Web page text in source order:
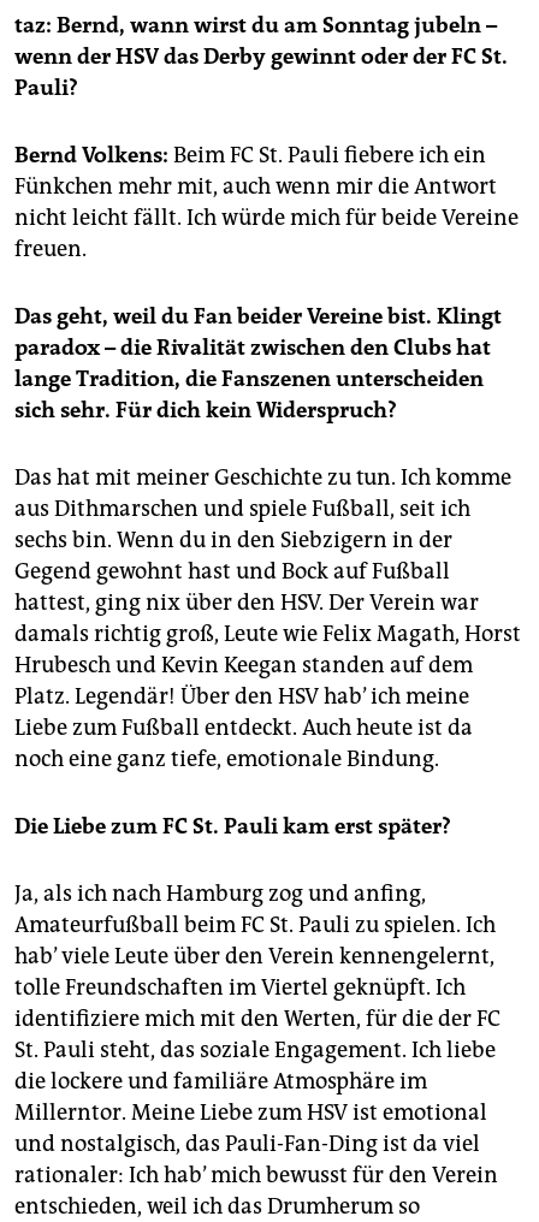
fragen & hilfe
unterstützen
genossenschaft
epaper login
taz: Bernd, wann wirst du am Sonntag jubeln –
wenn der HSV das Derby gewinnt oder der FC St.
Pauli?
Bernd Volkens: Beim FC St. Pauli fiebere ich ein
Fünkchen mehr mit, auch wenn mir die Antwort
nicht leicht fällt. Ich würde mich für beide Vereine
freuen.
Das geht, weil du Fan beider Vereine bist. Klingt
paradox – die Rivalität zwischen den Clubs hat
lange Tradition, die Fanszenen unterscheiden
sich sehr. Für dich kein Widerspruch?
Das hat mit meiner Geschichte zu tun. Ich komme
aus Dithmarschen und spiele Fußball, seit ich
sechs bin. Wenn du in den Siebzigern in der
Gegend gewohnt hast und Bock auf Fußball
hattest, ging nix über den HSV. Der Verein war
damals richtig groß, Leute wie Felix Magath, Horst
Hrubesch und Kevin Keegan standen auf dem
Platz. Legendär! Über den HSV hab’ ich meine
Liebe zum Fußball entdeckt. Auch heute ist da
noch eine ganz tiefe, emotionale Bindung.
Die Liebe zum FC St. Pauli kam erst später?
Ja, als ich nach Hamburg zog und anfing,
Amateurfußball beim FC St. Pauli zu spielen. Ich
hab’ viele Leute über den Verein kennengelernt,
tolle Freundschaften im Viertel geknüpft. Ich
identifiziere mich mit den Werten, für die der FC
St. Pauli steht, das soziale Engagement. Ich liebe
die lockere und familiäre Atmosphäre im
Millerntor. Meine Liebe zum HSV ist emotional
und nostalgisch, das Pauli-Fan-Ding ist da viel
rationaler: Ich hab’ mich bewusst für den Verein
entschieden, weil ich das Drumherum so